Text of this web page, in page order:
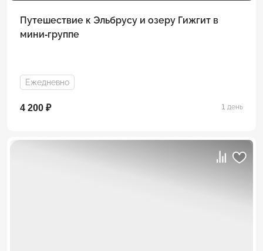
Путешествие к Эльбрусу и озеру Гижгит в
мини-группе
Ежедневно
4 200 ₽ 1 день